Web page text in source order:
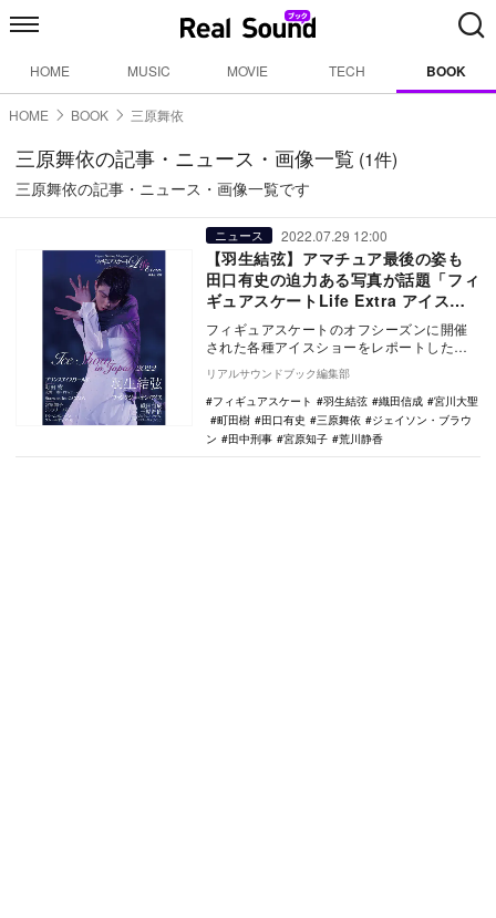
HOME MUSIC MOVIE TECH BOOK
HOME BOOK 三原舞依
三原舞依の記事・ニュース・画像一覧 (1件)
三原舞依の記事・ニュース・画像一覧です
ニュース 2022.07.29 12:00
【羽生結弦】アマチュア最後の姿も
田口有史の迫力ある写真が話題「フィ
ギュアスケートLife Extra アイスシ
ョー2022」登場
フィギュアスケートのオフシーズンに開催
された各種アイスショーをレポートした
「フィギュアスケートLife Extra アイスショ
ー…
リアルサウンドブック編集部
フィギュアスケート
羽生結弦 織田信成
宮川大聖
町田樹
田口有史 三原舞依
ジェイソン・ブラウ
ン
田中刑事 宮原知子 荒川静香